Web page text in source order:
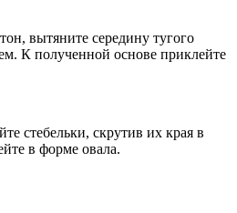
вытяните середину тугого
К полученной основе приклейте
стебельки, скрутив их края в
в форме овала.